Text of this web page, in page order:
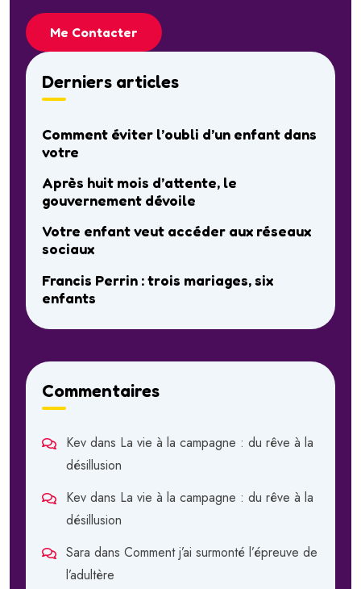
Me Contacter
Derniers articles
Comment éviter l’oubli d’un enfant dans
votre
Après huit mois d’attente, le
gouvernement dévoile
Votre enfant veut accéder aux réseaux
sociaux
Francis Perrin : trois mariages, six
enfants
Commentaires
Kev dans La vie à la campagne : du rêve à la
désillusion
Kev dans La vie à la campagne : du rêve à la
désillusion
Sara dans Comment j’ai surmonté l’épreuve de
l’adultère